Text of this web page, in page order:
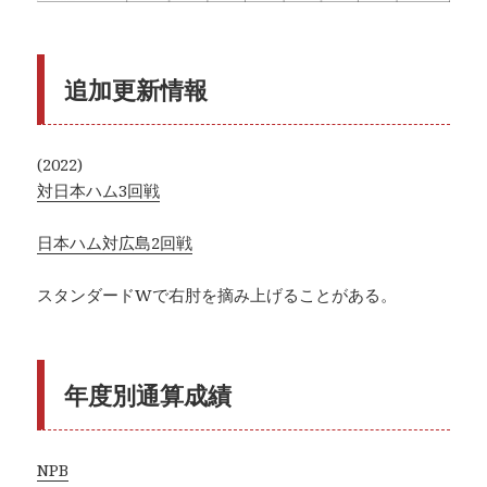
追加更新情報
(2022)
対日本ハム3回戦
日本ハム対広島2回戦
スタンダードWで右肘を摘み上げることがある。
年度別通算成績
NPB